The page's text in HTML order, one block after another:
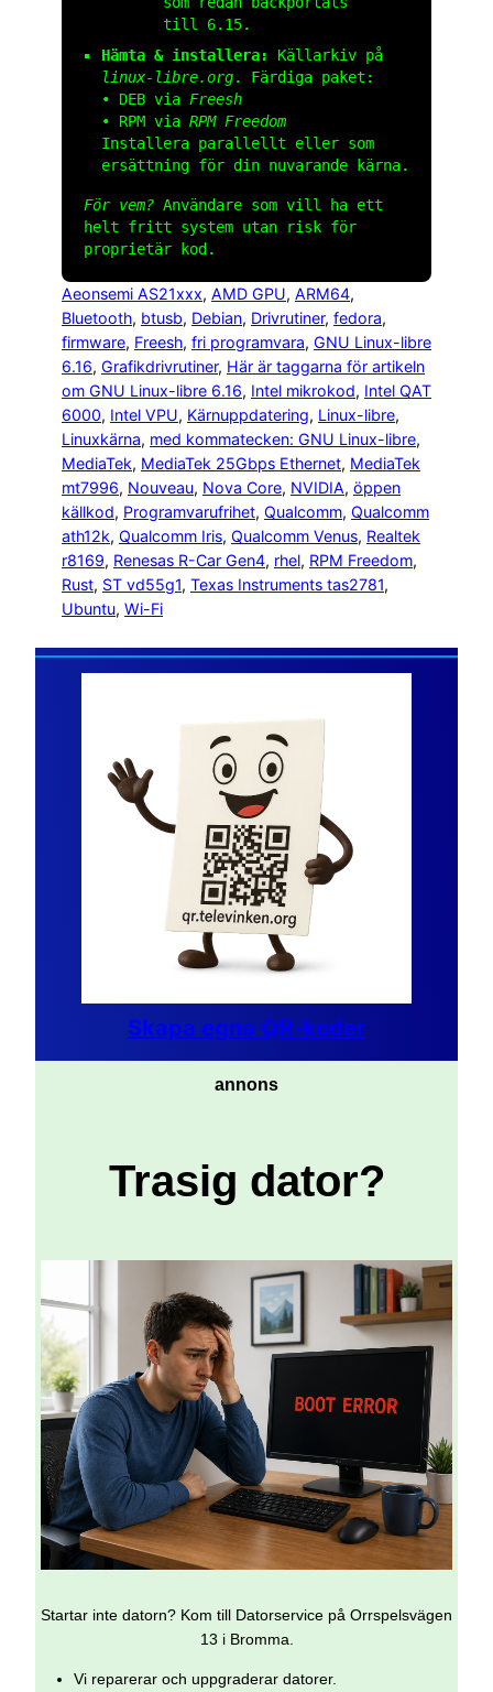
till 6.15.
Hämta & installera:
Källarkiv på
linux-libre.org. Färdiga paket:
• DEB via Freesh
• RPM via RPM Freedom
Installera parallellt eller som
ersättning för din nuvarande kärna.
För vem? Användare som vill ha ett
helt fritt system utan risk för
proprietär kod.
Aeonsemi AS21xxx, AMD GPU, ARM64
Bluetooth, btusb, Debian, Drivrutiner, fedora
firmware, Freesh, fri programvara, GNU Linux-libre
6.16, Grafikdrivrutiner, Här är taggarna för artikeln
om GNU Linux-libre 6.16, Intel mikrokod, Intel QAT
6000, Intel VPU, Kärnuppdatering, Linux-libre
Linuxkärna, med kommatecken: GNU Linux-libre
MediaTek, MediaTek 25Gbps Ethernet, MediaTek
mt7996, Nouveau, Nova Core, NVIDIA, öppen
källkod, Programvarufrihet, Qualcomm, Qualcomm
ath12k, Qualcomm Iris, Qualcomm Venus, Realtek
r8169, Renesas R-Car Gen4, rhel, RPM Freedom
Rust, ST vd55g1, Texas Instruments tas2781
Ubuntu, Wi-Fi
Skapa egna QR-koder
annons
Trasig dator?
Startar inte datorn? Kom till Datorservice på Orrspelsvägen
13 i Bromma.
Vi reparerar och uppgraderar datorer.